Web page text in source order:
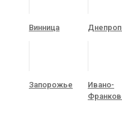
Винница
Запорожье
Ивано-